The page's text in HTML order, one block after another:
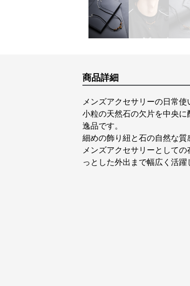
商品詳細
メンズアクセサリーの日常使
小粒の天然石の欠片を中央
逸品です。
細めの飾り紐と石の自然な質
メンズアクセサリーとして
っとした外出まで幅広く活躍